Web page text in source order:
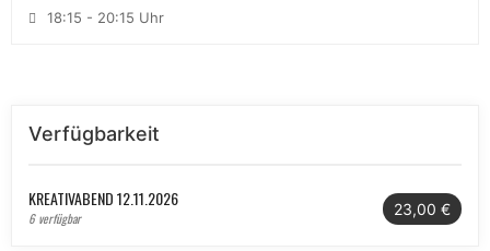
18:15 - 20:15 Uhr
Verfügbarkeit
23,00 €
KREATIVABEND 12.11.2026
6 verfügbar